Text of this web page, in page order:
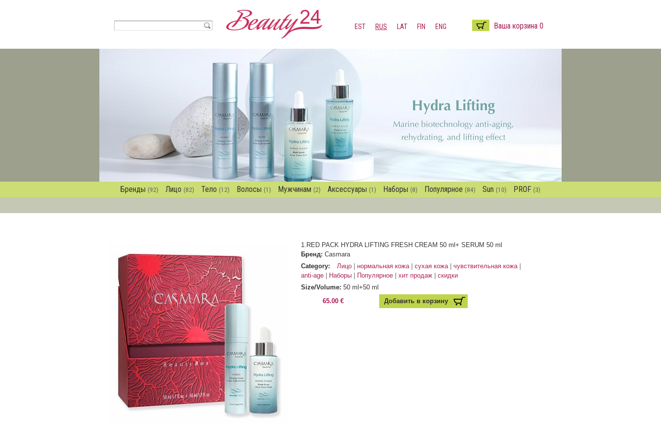
Перейти к
основному
EST RUS LAT FIN ENG Ваша корзина 0
Бренды (92) Лицо (82) Тело (12) Волосы (1) Мужчинам (2) Аксессуары (1) Наборы (8) Популярное (84) Sun (10) PROF (3)
1.RED PACK HYDRA LIFTING FRESH CREAM 50 ml+ SERUM 50 ml
Бренд: Casmara
Category:
Лицо нормальная кожа сухая кожа
чувствительная кожа
anti-age
Наборы Популярное хит продаж
скидки
Size/Volume: 50 ml+50 ml
65.00 €